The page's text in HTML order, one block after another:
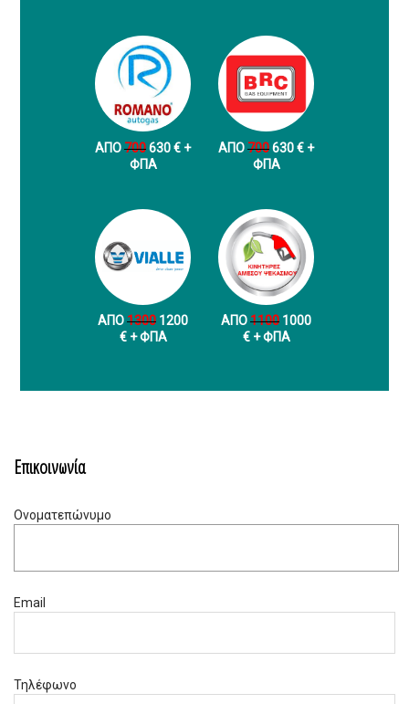
ΑΠΟ700630 € +
ФПА
ΑΠΟ700630 € +
ФПА
ΑΠΟ1300 1200
€ + ФПА
ΑΠΟ1100 1000
€ + ФПА
Επικοινωνία
Ονοματεπώνυμο
Email
Τηλέφωνο